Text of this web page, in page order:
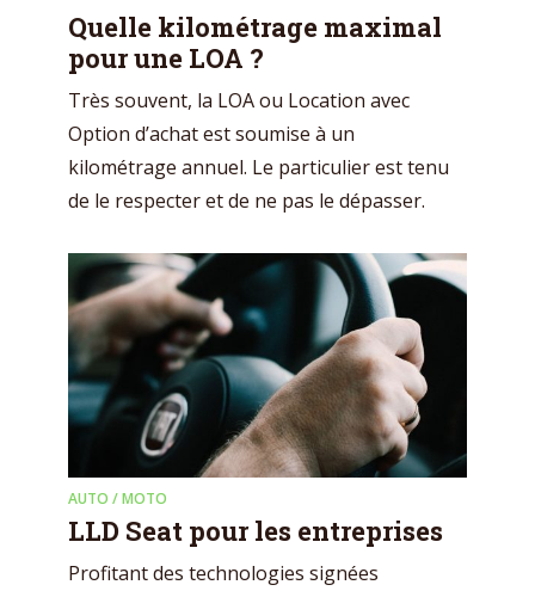
Quelle kilométrage maximal
pour une LOA ?
Très souvent, la LOA ou Location avec
Option d’achat est soumise à un
kilométrage annuel. Le particulier est tenu
de le respecter et de ne pas le dépasser.
AUTO / MOTO
LLD Seat pour les entreprises
Profitant des technologies signées